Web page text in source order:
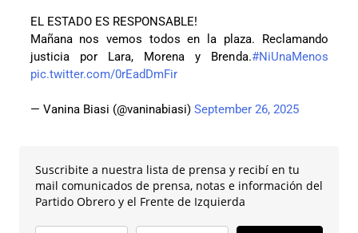
EL ESTADO ES RESPONSABLE!
Mañana nos vemos todos en la plaza. Reclamando
justicia por Lara, Morena y Brenda.#NiUnaMenos
pic.twitter.com/0rEadDmFir
— Vanina Biasi (@vaninabiasi) September 26, 2025
Suscribite a nuestra lista de prensa y recibí en tu
mail comunicados de prensa, notas e información del
Partido Obrero y el Frente de Izquierda